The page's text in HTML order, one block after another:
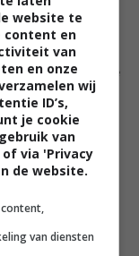
of
maken die
je gaat
de
website te
content en
van
en onze
wij
ID’s,
je cookie
van
via 'Privacy
de website.
van diensten